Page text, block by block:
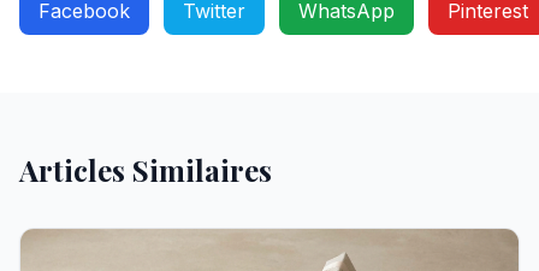
Facebook Twitter WhatsApp Pinterest
Articles Similaires